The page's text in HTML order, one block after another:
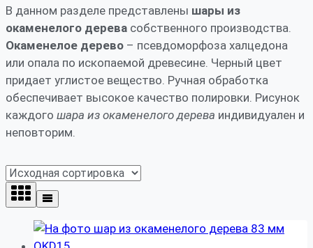
В данном разделе представлены шары из
окаменелого дерева собственного производства.
Окаменелое дерево – псевдоморфоза халцедона
или опала по ископаемой древесине. Черный цвет
придает углистое вещество. Ручная обработка
обеспечивает высокое качество полировки. Рисунок
каждого шара из окаменелого дерева индивидуален и
неповторим.